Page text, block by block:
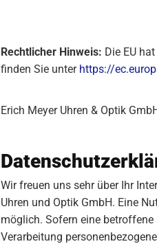
Rechtlicher Hinweis: Die EU
finden Sie unter https://
Erich Meyer Uhren & Optik
Wir freuen uns sehr über Ihr
Uhren und Optik GmbH. Eine
möglich. Sofern eine betroffene
Verarbeitung